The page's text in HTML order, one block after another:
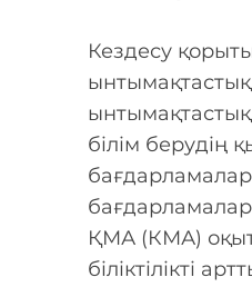
Кездесу
білім берудің
ҚМА (КМА)
біліктілікті